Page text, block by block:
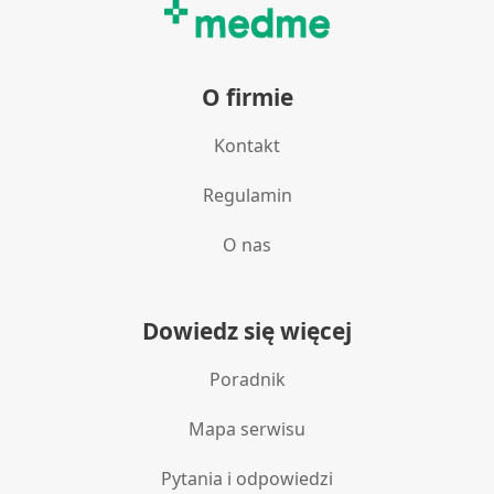
O firmie
Kontakt
Regulamin
O nas
Dowiedz się więcej
Poradnik
Mapa serwisu
Pytania i odpowiedzi